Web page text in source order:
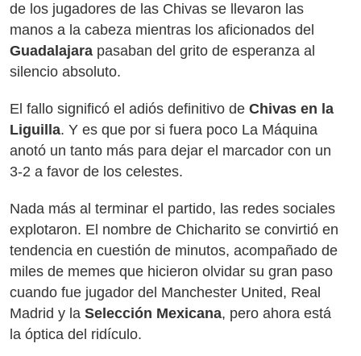
de los jugadores de las Chivas se llevaron las
manos a la cabeza mientras los aficionados del
Guadalajara pasaban del grito de esperanza al
silencio absoluto.
El fallo significó el adiós definitivo de Chivas en la
Liguilla. Y es que por si fuera poco La Máquina
anotó un tanto más para dejar el marcador con un
3-2 a favor de los celestes.
Nada más al terminar el partido, las redes sociales
explotaron. El nombre de Chicharito se convirtió en
tendencia en cuestión de minutos, acompañado de
miles de memes que hicieron olvidar su gran paso
cuando fue jugador del Manchester United, Real
Madrid y la Selección Mexicana, pero ahora está
la óptica del ridículo.